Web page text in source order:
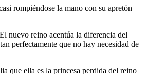
rompiéndose la mano con su apretón
nuevo reino acentúa la diferencia del
perfectamente que no hay necesidad de
que ella es la princesa perdida del reino